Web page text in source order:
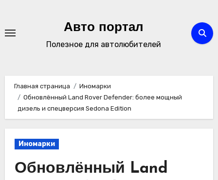
содержимому
Авто портал
Полезное для автолюбителей
Главная страница
Иномарки
Обновлённый Land Rover Defender: более мощный
дизель и спецверсия Sedona Edition
Иномарки
Обновлённый Land